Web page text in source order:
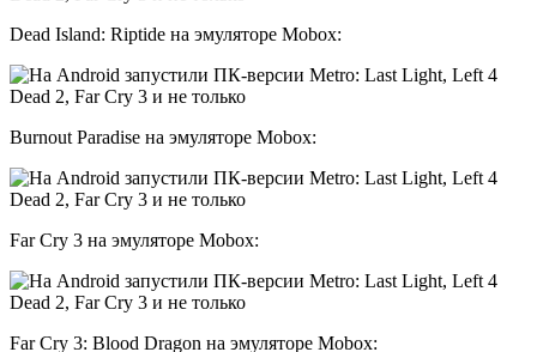
Dead Island: Riptide на эмуляторе Mobox:
Burnout Paradise на эмуляторе Mobox:
Far Cry 3 на эмуляторе Mobox:
Far Cry 3: Blood Dragon на эмуляторе Mobox: